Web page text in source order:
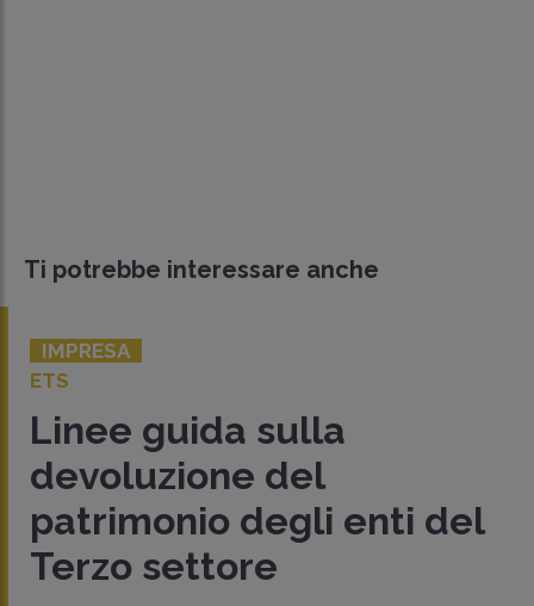
Ti potrebbe interessare anche
IMPRESA
ETS
Linee guida sulla
devoluzione del
patrimonio degli enti del
Terzo settore